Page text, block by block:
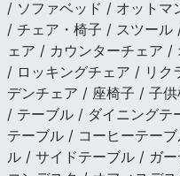
/ ソファベッド / オットマ
/ チェア・椅子 / スツール
ェア / カウンターチェア /
/ ロッキングチェア / リク
デンチェア / 座椅子 / 子
/ テーブル / ダイニングテ
テーブル / コーヒーテー
ル / サイドテーブル / ガ